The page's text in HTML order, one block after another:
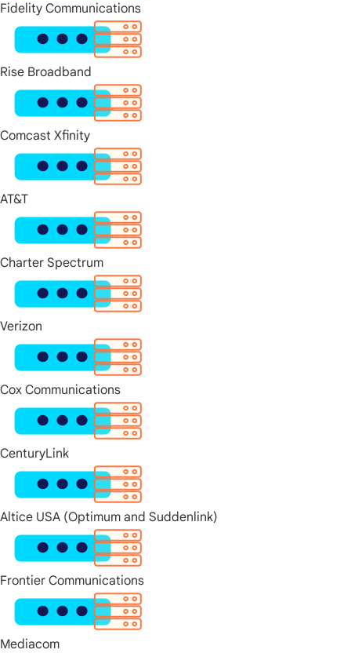
Fidelity Communications
Rise Broadband
Comcast Xfinity
AT&T
Charter Spectrum
Verizon
Cox Communications
CenturyLink
Altice USA (Optimum and Suddenlink)
Frontier Communications
Mediacom